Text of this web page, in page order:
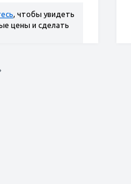
, чтобы увидеть
цены и сделать